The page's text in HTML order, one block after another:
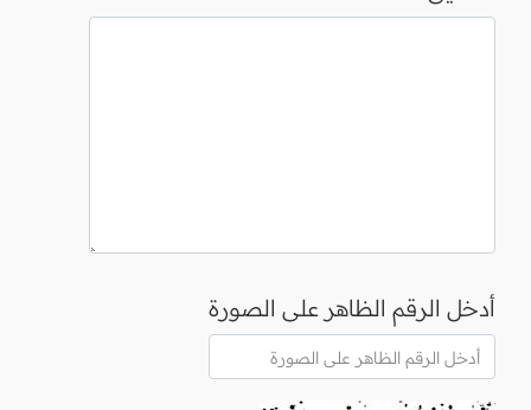
أدخل الرقم الظاهر على الصورة